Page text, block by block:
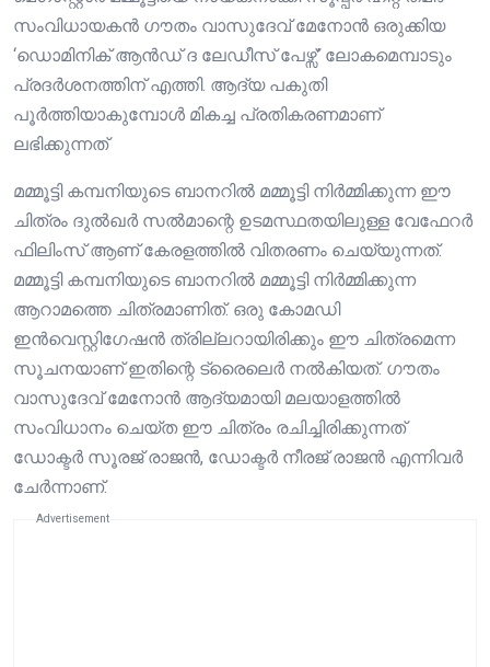
സംവിധായകൻ ഗൗതം വാസുദേവ് മേനോൻ ഒരുക്കിയ
‘ഡൊമിനിക് ആൻഡ് ദ ലേഡീസ് പേഴ്സ്’ ലോകമെമ്പാടും
പ്രദർശനത്തിന് എത്തി. ആദ്യ പകുതി
പൂർത്തിയാകുമ്പോൾ മികച്ച പ്രതികരണമാണ്
ലഭിക്കുന്നത്
മമ്മൂട്ടി കമ്പനിയുടെ ബാനറിൽ മമ്മൂട്ടി നിർമ്മിക്കുന്ന ഈ
ചിത്രം ദുൽഖർ സൽമാന്റെ ഉടമസ്ഥതയിലുള്ള വേഫേറർ
ഫിലിംസ് ആണ് കേരളത്തിൽ വിതരണം ചെയ്യുന്നത്.
മമ്മൂട്ടി കമ്പനിയുടെ ബാനറിൽ മമ്മൂട്ടി നിർമ്മിക്കുന്ന
ആറാമത്തെ ചിത്രമാണിത്. ഒരു കോമഡി
ഇൻവെസ്റ്റിഗേഷൻ ത്രില്ലറായിരിക്കും ഈ ചിത്രമെന്ന
സൂചനയാണ് ഇതിന്റെ ട്രൈലെർ നൽകിയത്. ഗൗതം
വാസുദേവ് മേനോൻ ആദ്യമായി മലയാളത്തിൽ
സംവിധാനം ചെയ്ത ഈ ചിത്രം രചിച്ചിരിക്കുന്നത്
ഡോക്ടർ സൂരജ് രാജൻ, ഡോക്ടർ നീരജ് രാജൻ എന്നിവർ
ചേർന്നാണ്.
Advertisement